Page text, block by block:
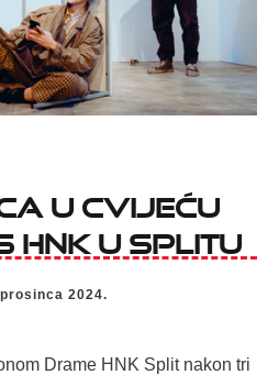
u cvijeću
HNK u Splitu
2024.
Drame HNK Split nakon tri